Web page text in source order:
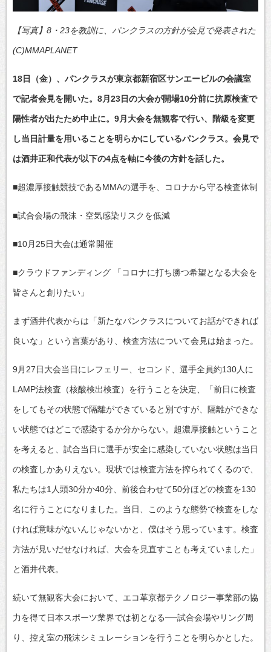
【写真】8・23を教訓に、パンクラスの方針が会見で発表された
(C)MMAPLANET
18日（金）、パンクラスが東京都新宿区サンエービルの会議室
で記者会見を開いた。8月23日の大会が開場10分前に抗原検査で
陽性者が出たため中止に。9月大会を無観客で行い、階級を変更
し当日計量を用いることを明らかにしているパンクラス。会見で
は酒井正和代表が以下の4点を軸に今後の方針を話した。
■超濃厚接触競技であるMMAの選手を、コロナから守る検査体制
■試合会場の飛沫・空気感染リスクを低減
■10月25日大会は通常開催
■クラウドファンディング 「コロナに打ち勝つ希望となる大会を
皆さんと創りたい」
まず酒井代表からは「新たなパンクラスについてお話ができれば
良いな」という言葉があり、検査方法について会見は始まった。
9月27日大会当日にレフェリー、セコンド、選手全員約130人に
LAMP法検査（核酸検出検査）を行うことを決定、「前日に検査
をしてもその状態で隔離ができていると別ですが、隔離ができな
い状態ではどこで感染するか分からない。超濃厚接触ということ
を考えると、試合当日に選手が安全に感染していない状態は当日
の検査しかありえない。現状では検査方法を搾られてくるので、
私たちは1人頭30分か40分、前後合わせて50分ほどの検査を130
名に行うことになりました。当日、このような態勢で検査をしな
ければ意味がないんじゃないかと、僕はそう思っています。検査
方法が見いだせなければ、大会を見直すことも考えていました」
と酒井代表。
続いて無観客大会において、エコ革京都テクノロジー事業部の協
力を得て日本スポーツ業界では初となる──試合会場やリング周
り、控え室の飛沫シミュレーションを行うことを明らかとした。